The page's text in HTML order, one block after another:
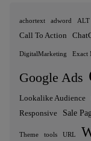
achortext adword ALT
Call To Action
DigitalMarketing Exact
Google Ads
Lookalike Audience
Responsive Sale
Theme tools URL